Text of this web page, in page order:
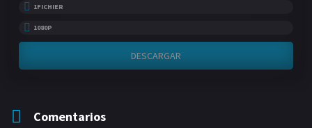
1FICHIER
1080P
DESCARGAR
Comentarios